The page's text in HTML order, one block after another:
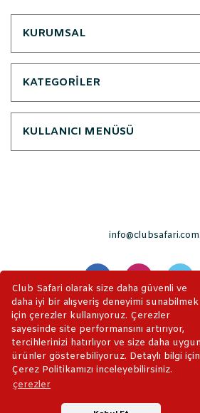
Club Safari olarak size daha güvenli ve
daha iyi bir alışveriş deneyimi sunabilmek
için çerezler kullanıyoruz. Çerezler
sayesinde site performansını artırıyor,
tercihlerinizi hatırlıyor ve size daha uygun
ürünler gösterebiliyoruz. Detaylı bilgi için
Çerez Politikamızı inceleyebilirsiniz.
çerezler
KURUMSAL
KATEGORİLER
KULLANICI MENÜSÜ
2019 © ClubSafari. Tüm Hakları
256bit SSL sertifikası ile